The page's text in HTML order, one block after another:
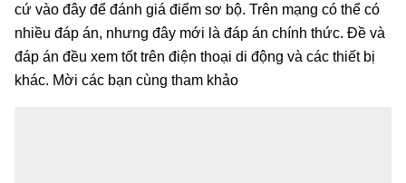
cứ vào đây để đánh giá điểm sơ bộ. Trên mạng có thể có
nhiều đáp án, nhưng đây mới là đáp án chính thức. Đề và
đáp án đều xem tốt trên điện thoại di động và các thiết bị
khác. Mời các bạn cùng tham khảo